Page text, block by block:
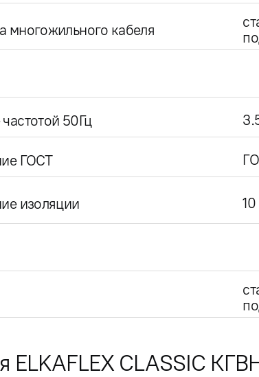
многожильного кабеля
50Гц
ГОСТ
изоляции 10
ELKAFLEX CLASSIC